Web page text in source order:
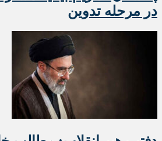
در مرحله تدوین